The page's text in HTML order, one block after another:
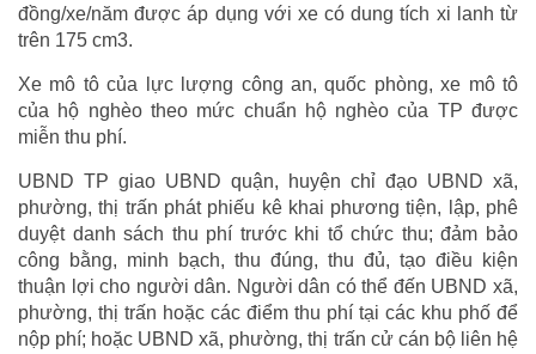
đồng/xe/năm được áp dụng với xe có dung tích xi lanh từ
trên 175 cm3.
Xe mô tô của lực lượng công an, quốc phòng, xe mô tô
của hộ nghèo theo mức chuẩn hộ nghèo của TP được
miễn thu phí.
UBND TP giao UBND quận, huyện chỉ đạo UBND xã,
phường, thị trấn phát phiếu kê khai phương tiện, lập, phê
duyệt danh sách thu phí trước khi tổ chức thu; đảm bảo
công bằng, minh bạch, thu đúng, thu đủ, tạo điều kiện
thuận lợi cho người dân. Người dân có thể đến UBND xã,
phường, thị trấn hoặc các điểm thu phí tại các khu phố để
nộp phí; hoặc UBND xã, phường, thị trấn cử cán bộ liên hệ